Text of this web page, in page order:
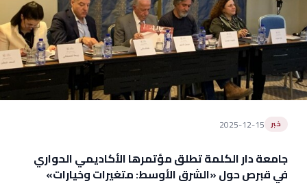
خبر 2025-12-15
جامعة دار الكلمة تطلق مؤتمرها الأكاديمي الحواري
في قبرص حول «الشرق الأوسط: متغيرات وخيارات»